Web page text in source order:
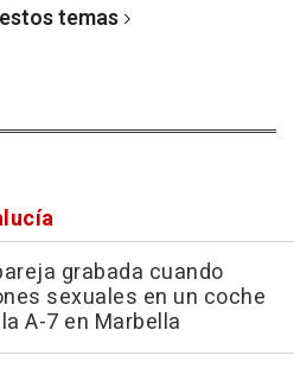
temas
grabada cuando
sexuales en un coche
A-7 en Marbella